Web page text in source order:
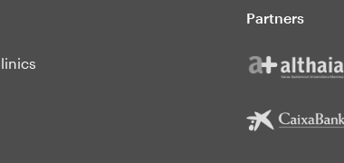
Partners